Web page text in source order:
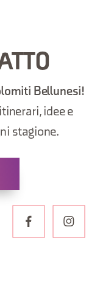
Bellunesi!
idee e
stagione.